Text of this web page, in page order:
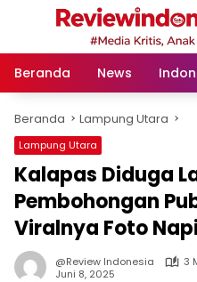
Langsung
Beranda
News
Beranda Lampung Utara
Lampung Utara
Kalapas Diduga
Pembohongan
Viralnya Foto
@Review Indonesia
3
Juni 8, 2025